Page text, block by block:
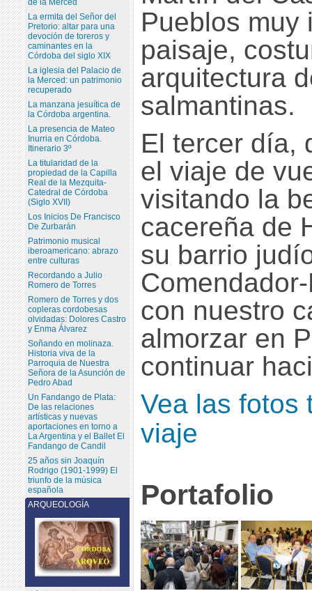
Pueblos muy
paisaje,
arquitectura
salmantinas.
El tercer día,
el viaje de
visitando la
cacereña de
su barrio
con nuestro
almorzar en
continuar
Vea las fotos
viaje
Portafolio
ARQUEOLOGÍA
La ermita del Señor del
Pretorio: altar para una
devoción de toreros y
caminantes en la
Córdoba del siglo XIX
La iglesia del Palacio de
la Merced: un patrimonio
recuperado
La manzana jesuítica de
la Córdoba argentina.
La presencia de Mateo
Inurria en Córdoba.
Itinerario 3º
La titularidad de la
propiedad de la Capilla
Real de la Mezquita-
Catedral de Córdoba
(Siglo XVII)
Los Inicios De Francisco
De Zurbarán
Patrimonio musical
iberoamericano: abrazo
entre culturas
Recordando a Julio
Romero de Torres
Romero de Torres y dos
copleras cordobesas
olvidadas: Dolores Castro
y Enma Álvarez
Soñando en molinaza.
Historia viva de la
Parroquia de Nuestra
Señora de la Asunción de
Pedro Abad
Un Fandango de Plata:
De las relaciones
artísticas y nuevas
aportaciones en torno a
La Argentina y el Ballet El
Fandango de Candil
25 años sin Joaquín
Rodrigo (1901-1999) El
triunfo de la música
española